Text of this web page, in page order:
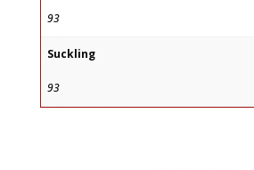
93
Suckling
93